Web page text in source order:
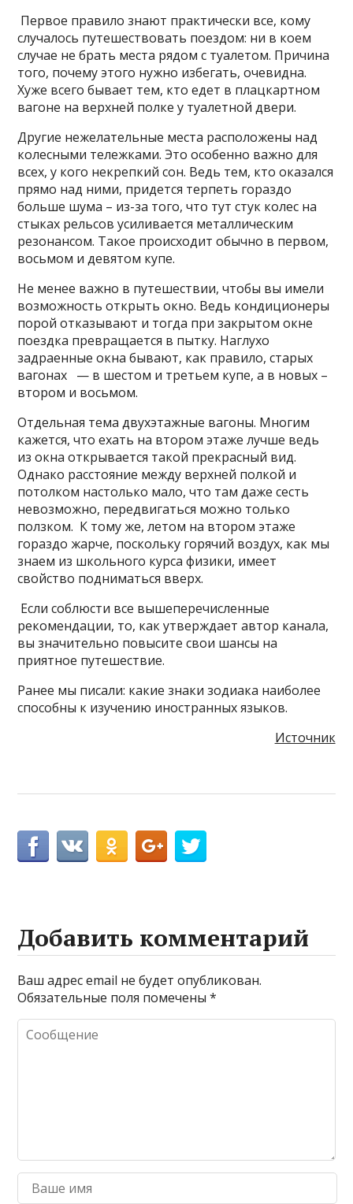
Первое правило знают практически все, кому
случалось путешествовать поездом: ни в коем
случае не брать места рядом с туалетом. Причина
того, почему этого нужно избегать, очевидна.
Хуже всего бывает тем, кто едет в плацкартном
вагоне на верхней полке у туалетной двери.
Другие нежелательные места расположены над
колесными тележками. Это особенно важно для
всех, у кого некрепкий сон. Ведь тем, кто оказался
прямо над ними, придется терпеть гораздо
больше шума – из-за того, что тут стук колес на
стыках рельсов усиливается металлическим
резонансом. Такое происходит обычно в первом,
восьмом и девятом купе.
Не менее важно в путешествии, чтобы вы имели
возможность открыть окно. Ведь кондиционеры
порой отказывают и тогда при закрытом окне
поездка превращается в пытку. Наглухо
задраенные окна бывают, как правило, старых
вагонах — в шестом и третьем купе, а в новых –
втором и восьмом.
Отдельная тема двухэтажные вагоны. Многим
кажется, что ехать на втором этаже лучше ведь
из окна открывается такой прекрасный вид.
Однако расстояние между верхней полкой и
потолком настолько мало, что там даже сесть
невозможно, передвигаться можно только
ползком. К тому же, летом на втором этаже
гораздо жарче, поскольку горячий воздух, как мы
знаем из школьного курса физики, имеет
свойство подниматься вверх.
Если соблюсти все вышеперечисленные
рекомендации, то, как утверждает автор канала,
вы значительно повысите свои шансы на
приятное путешествие.
Ранее мы писали: какие знаки зодиака наиболее
способны к изучению иностранных языков.
Источник
Добавить комментарий
Ваш адрес email не будет опубликован.
Обязательные поля помечены*